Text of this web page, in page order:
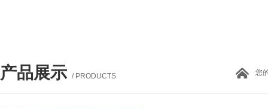
产品展示 / PRODUCTS 您